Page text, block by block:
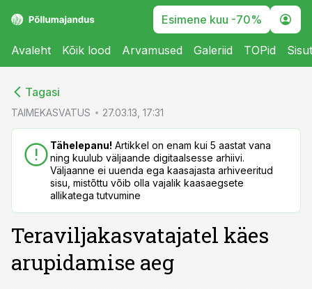
Esimene kuu -70%
Avaleht Kõik lood Arvamused Galeriid TOPid
Tagasi
TAIMEKASVATUS 27.03.13, 17:31
Tähelepanu! Artikkel on enam kui 5 aastat vana
ning kuulub väljaande digitaalsesse arhiivi.
Väljaanne ei uuenda ega kaasajasta arhiveeritud
sisu, mistõttu võib olla vajalik kaasaegsete
allikatega tutvumine
Teraviljakasvatajatel käes
arupidamise aeg